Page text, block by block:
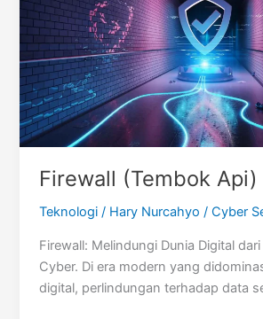
Firewall (Tembok Api)
Teknologi / Hary Nurcahyo/Cyber
Firewall: Melindungi Dunia Digital
Cyber. Di era modern yang
digital, perlindungan terhadap data